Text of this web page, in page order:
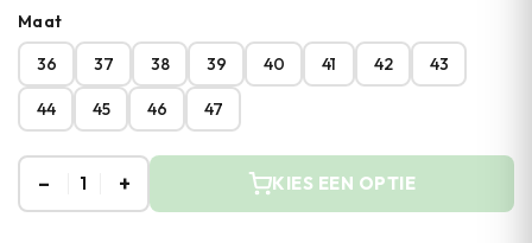
Maat
36
37 38 39 40 41 42 43
44 45 46 47
– 1 + KIES EEN OPTIE